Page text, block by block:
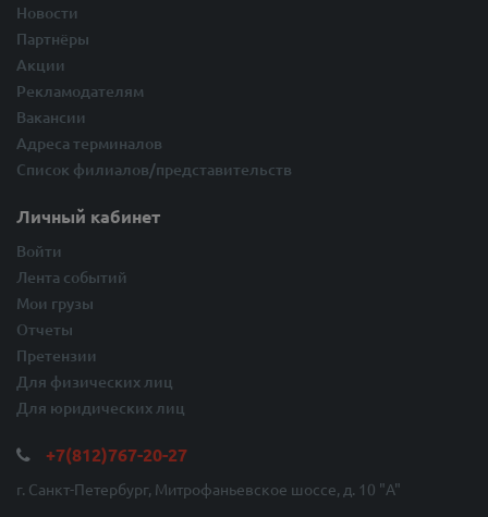
Новости
Партнёры
Акции
Рекламодателям
Вакансии
Адреса терминалов
Список филиалов/представительств
Личный кабинет
Войти
Лента событий
Мои грузы
Отчеты
Претензии
Для физических лиц
Для юридических лиц
+7(812)767-20-27
г. Санкт-Петербург, Митрофаньевское шоссе, д. 10 "A"